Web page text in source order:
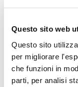
Questo sito web
Questo sito
per migliorare
che funzioni in
parti, per analisi
PUGLIA